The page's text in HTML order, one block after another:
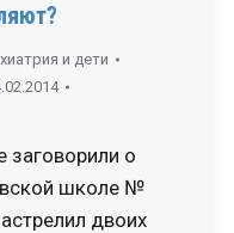
и дети
заговорили о
школе №
двоих